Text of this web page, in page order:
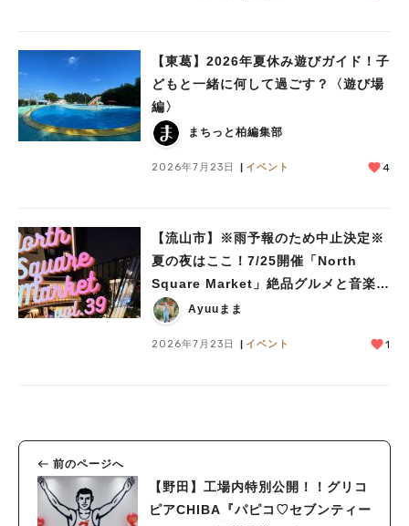
【東葛】2026年夏休み遊びガイド！子
どもと一緒に何して過ごす？〈遊び場
編〉
まちっと柏編集部
2026年7月23日 イベント 4
【流山市】※雨予報のため中止決定※
夏の夜はここ！7/25開催「North
Square Market」絶品グルメと音楽ラ
イブを楽しもう♪
Ayuuまま
2026年7月23日 イベント 1
前のページへ
【野田】工場内特別公開！！グリコ
ピアCHIBA『パピコ♡セブンティー